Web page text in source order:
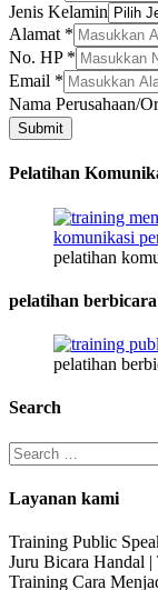
Jenis Kelamin
Alamat *
Nama
Kelamin
No.
No. HP *
Email *
Nama Perusahaan/
Submit
Pelatihan
pelatihan
pelatihan
pelatihan
Search
Search
for:
Layanan kami
Training Public
Juru Bicara Handal
Training Cara